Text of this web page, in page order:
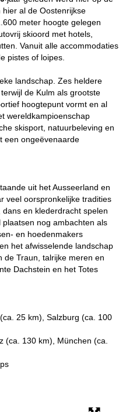
hier al de Oostenrijkse
meter hoogte gelegen
skioord met hotels,
Vanuit alle accommodaties
pistes of loipes.
landschap. Zes heldere
de Kulm als grootste
hoogtepunt vormt en al
wereldkampioenschap
skisport, natuurbeleving en
een ongeëvenaarde
uit het Ausseerland en
veel oorspronkelijke tradities
en klederdracht spelen
nog ambachten als
en hoedenmakers
het afwisselende landschap
de Traun, talrijke meren en
Dachstein en het Totes
25 km), Salzburg (ca. 100
(ca. 130 km), München (ca.